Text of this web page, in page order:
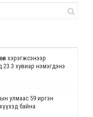
хэрэгжсэнээр
23.3 хувиар нэмэгдэнэ
улмаас 59 иргэн
байна